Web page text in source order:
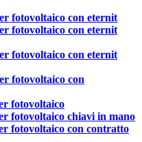
fotovoltaico con eternit
fotovoltaico con eternit
fotovoltaico con eternit
fotovoltaico con
fotovoltaico
fotovoltaico chiavi in mano
fotovoltaico con contratto